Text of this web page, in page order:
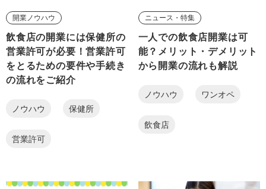
開業ノウハウ
飲食店の開業には保健所の
営業許可が必要！営業許可
をとるための要件や手続き
の流れをご紹介
ノウハウ 保健所
営業許可
ニュース・特集
一人での飲食店開業は可
能？メリット・デメリット
から開業の流れも解説
ノウハウ ワンオペ
飲食店